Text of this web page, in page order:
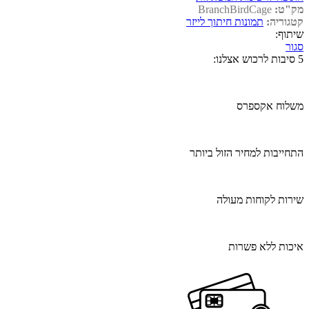
מק"ט: BranchBirdCage
קטגוריה: תמונות חיתוך לייזר
שיתוף:
סגור
5 סיבות לרכוש אצלנו:
משלוח אקספרס
התחייבות למחיר הזול ביותר
שירות לקוחות מעולה
איכות ללא פשרות